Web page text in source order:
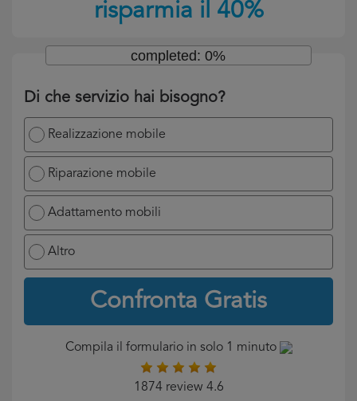
risparmia il 40%
Di che servizio hai bisogno?
Realizzazione mobile
Riparazione mobile
Adattamento mobili
Altro
Confronta Gratis
completed: 0%
Compila il formulario in solo 1 minuto
1874 review 4.6